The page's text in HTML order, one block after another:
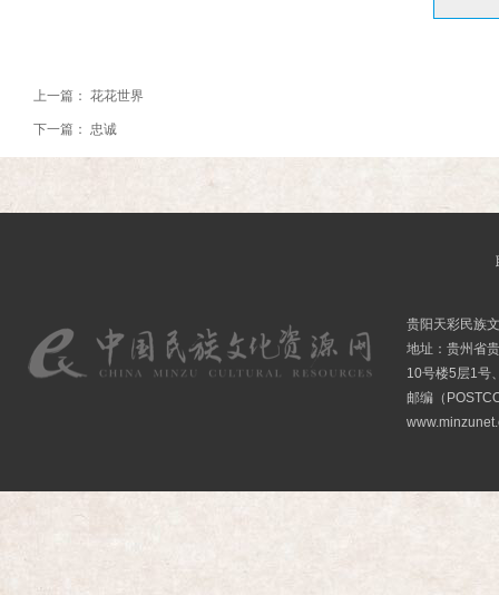
上一篇： 花花世界
下一篇： 忠诚
贵阳天彩民族
地址：贵州省
10号楼5层1号
邮编（